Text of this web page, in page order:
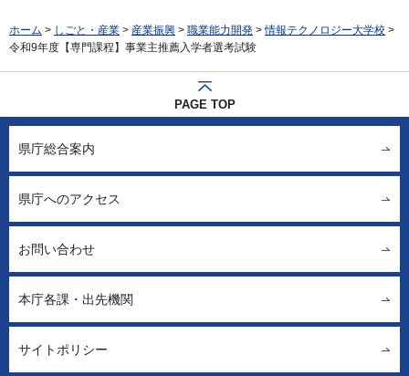
ホーム > しごと・産業 > 産業振興 > 職業能力開発 >情報テクノロジー大学校 >
令和9年度【専門課程】事業主推薦入学者選考試験
PAGE TOP
県庁総合案内
県庁へのアクセス
お問い合わせ
本庁各課・出先機関
サイトポリシー